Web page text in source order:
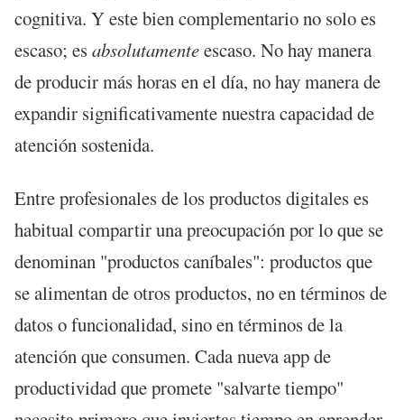
cognitiva. Y este bien complementario no solo es
escaso; esabsolutamenteescaso. No hay manera
de producir más horas en el día, no hay manera de
expandir significativamente nuestra capacidad de
atención sostenida.
Entre profesionales de los productos digitales es
habitual compartir una preocupación por lo que se
denominan "productos caníbales": productos que
se alimentan de otros productos, no en términos de
datos o funcionalidad, sino en términos de la
atención que consumen. Cada nueva app de
productividad que promete "salvarte tiempo"